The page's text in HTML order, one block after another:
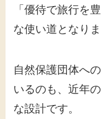
「優待で旅行を
な使い道となりま
自然保護団体へ
いるのも、近年
な設計です。